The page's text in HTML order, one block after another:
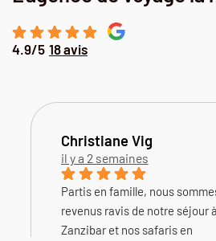
4.9/5 18 avis
Christiane Vig
il y a 2 semaines
Partis en famille, nous
revenus ravis de notre séjour à
Zanzibar et nos safaris en